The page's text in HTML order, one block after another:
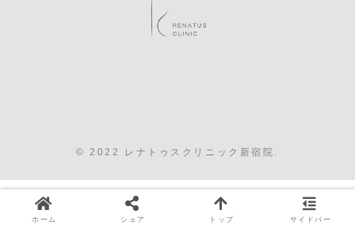
© 2022 レナトゥスクリニック新宿院.
ホーム シェア トップ サイドバー